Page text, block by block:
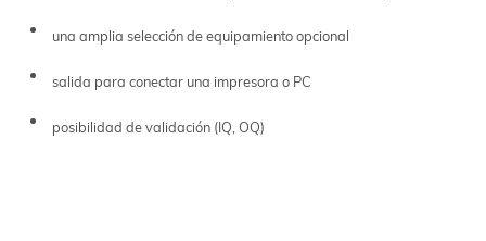
una amplia selección de equipamiento opcional
salida para conectar una impresora o PC
posibilidad de validación (IQ, OQ)